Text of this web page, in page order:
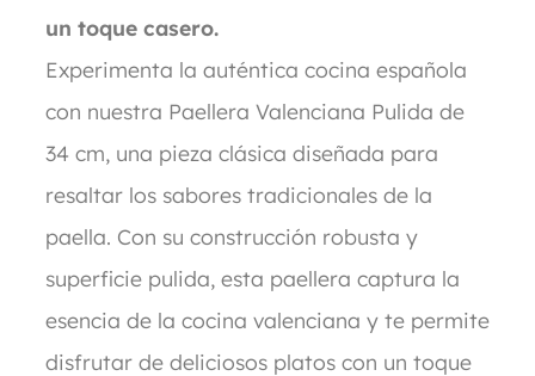
un toque casero.
Experimenta la auténtica cocina española
con nuestra Paellera Valenciana Pulida de
34 cm, una pieza clásica diseñada para
resaltar los sabores tradicionales de la
paella. Con su construcción robusta y
superficie pulida, esta paellera captura la
esencia de la cocina valenciana y te permite
disfrutar de deliciosos platos con un toque